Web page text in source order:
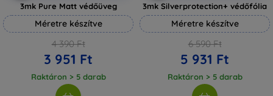
3mk Pure Matt védőüveg
Méretre készítve
4 390 Ft
3 951 Ft
Raktáron > 5 darab
3mk Silverprotection+ védőfólia
Méretre készítve
6 590 Ft
5 931 Ft
Raktáron > 5 darab